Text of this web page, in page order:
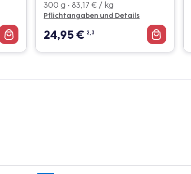
300 g • 83,17 € / kg
Pflichtangaben und Details
24,95€ 2, 3